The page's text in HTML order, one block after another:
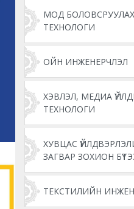
МОД
ТЕХНОЛОГИ
ОЙН ИНЖЕНЕРЧЛЭЛ
ХЭВЛЭЛ, МЕДИА
ТЕХНОЛОГИ
ХУВЦАС
ЗАГВАР ЗОХИОН
ТЕКСТИЛИЙН